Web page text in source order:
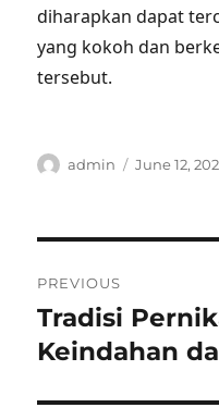
diharapkan dapat
yang kokoh dan
tersebut.
Author
admin
Posted
June 12,
navigation
PREVIOUS
Previous
post:
Tradisi
Keindahan